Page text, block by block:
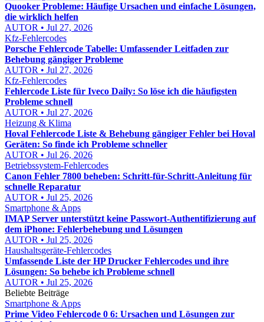
Quooker Probleme: Häufige Ursachen und einfache Lösungen,
die wirklich helfen
AUTOR • Jul 27, 2026
Kfz-Fehlercodes
Porsche Fehlercode Tabelle: Umfassender Leitfaden zur
Behebung gängiger Probleme
AUTOR • Jul 27, 2026
Kfz-Fehlercodes
Fehlercode Liste für Iveco Daily: So löse ich die häufigsten
Probleme schnell
AUTOR • Jul 27, 2026
Heizung & Klima
Hoval Fehlercode Liste & Behebung gängiger Fehler bei Hoval
Geräten: So finde ich Probleme schneller
AUTOR • Jul 26, 2026
Betriebssystem-Fehlercodes
Canon Fehler 7800 beheben: Schritt-für-Schritt-Anleitung für
schnelle Reparatur
AUTOR • Jul 25, 2026
Smartphone & Apps
IMAP Server unterstützt keine Passwort-Authentifizierung auf
dem iPhone: Fehlerbehebung und Lösungen
AUTOR • Jul 25, 2026
Haushaltsgeräte-Fehlercodes
Umfassende Liste der HP Drucker Fehlercodes und ihre
Lösungen: So behebe ich Probleme schnell
AUTOR • Jul 25, 2026
Beliebte Beiträge
Smartphone & Apps
Prime Video Fehlercode 0 6: Ursachen und Lösungen zur